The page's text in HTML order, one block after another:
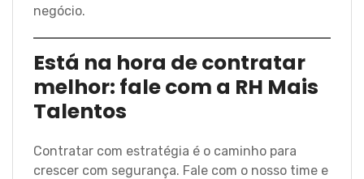
negócio.
Está na hora de contratar
melhor: fale com a RH Mais
Talentos
Contratar com estratégia é o caminho para
crescer com segurança. Fale com o nosso time e